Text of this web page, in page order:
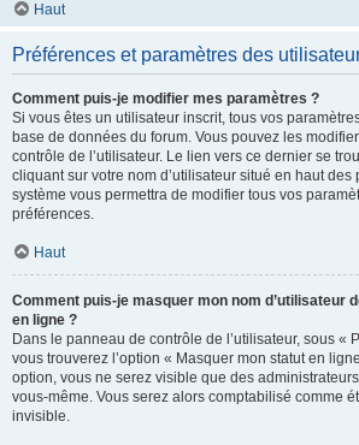
Haut
Préférences et paramètres des
Comment puis-je modifier mes paramètres ?
Si vous êtes un utilisateur inscrit, tous vos
base de données du forum. Vous pouvez les
contrôle de l’utilisateur. Le lien vers ce dernier se
cliquant sur votre nom d’utilisateur situé en haut des
système vous permettra de modifier tous vos
préférences.
Haut
Comment puis-je masquer mon nom d’utilisateur
en ligne ?
Dans le panneau de contrôle de l’utilisateur, sous «
vous trouverez l’option « Masquer mon statut en
option, vous ne serez visible que des
vous-même. Vous serez alors comptabilisé comme
invisible.